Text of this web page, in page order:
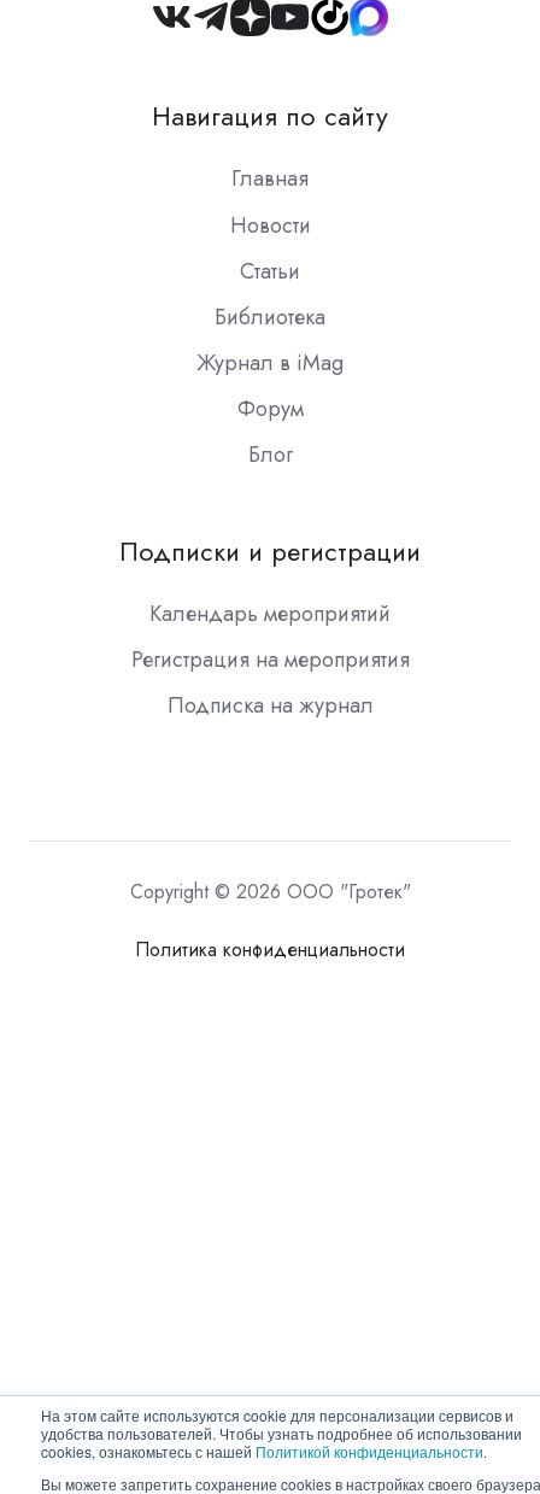
На этом сайте используются cookie для персонализации сервисов и
удобства пользователей. Чтобы узнать подробнее об использовании
cookies, ознакомьтесь с нашей Политикой конфиденциальности.
Вы можете запретить сохранение cookies в настройках своего
Join
Slack
Навигация по сайту
Главная
Новости
Статьи
Библиотека
Журнал в iMag
Форум
Блог
Подписки и регистрации
Календарь мероприятий
Регистрация на мероприятия
Подписка на журнал
Copyright © 2026 ООО "Гротек"
Политика конфиденциальности